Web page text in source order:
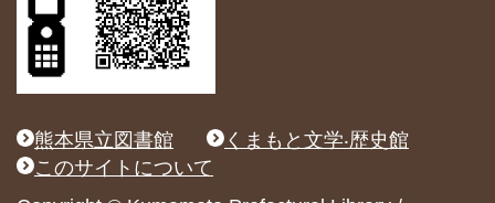
熊本県立図書館
くまもと文学‧歴史館
このサイトについて